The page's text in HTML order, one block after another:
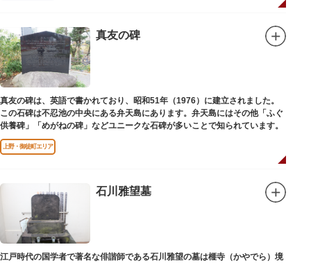
真友の碑
真友の碑は、英語で書かれており、昭和51年（1976）に建立されました。
この石碑は不忍池の中央にある弁天島にあります。弁天島にはその他「ふぐ
供養碑」「めがねの碑」などユニークな石碑が多いことで知られています。
上野・御徒町エリア
石川雅望墓
江戸時代の国学者で著名な俳諧師である石川雅望の墓は榧寺（かやでら）境